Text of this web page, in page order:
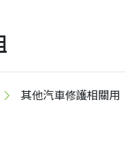
其他汽車修護相關用